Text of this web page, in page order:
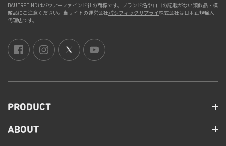
BAUERFEINDはバウアーファインド社の商標です。ブランド名やロゴの記載がない類似品・模
倣品にご注意ください。当サイトの運営会社パシフィックサプライ株式会社は日本正規輸入
代理店です。
PRODUCT
ABOUT